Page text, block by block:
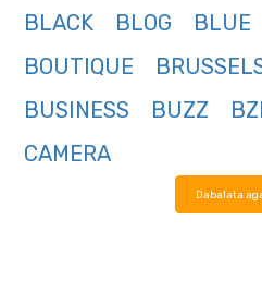
BLACK
BLOG BLUE
BOUTIQUE
BUSINESS
BUZZ
CAMERA
Dabalata